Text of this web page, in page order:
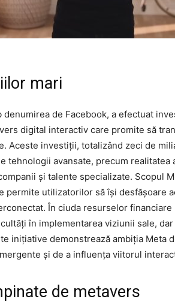
mari
denumirea de Facebook, a efectuat
digital interactiv care promite să
Aceste investiții, totalizând zeci de
tehnologii avansate, precum realitatea
și talente specializate. Scopul
permite utilizatorilor să își desfășoare
În ciuda resurselor financiare
în implementarea viziunii sale, dar
inițiative demonstrează ambiția Meta
și de a influența viitorul
de metavers